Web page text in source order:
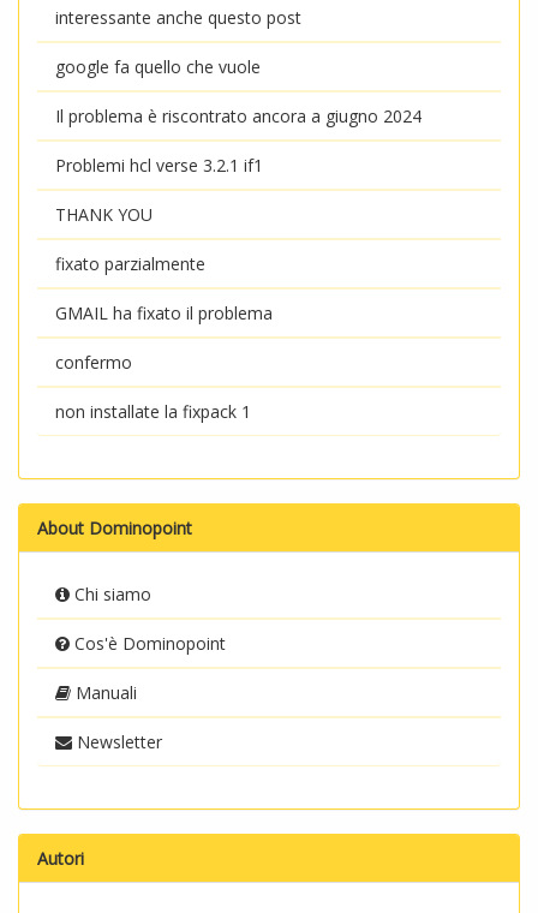
interessante anche questo post
google fa quello che vuole
Il problema è riscontrato ancora a giugno 2024
Problemi hcl verse 3.2.1 if1
THANK YOU
fixato parzialmente
GMAIL ha fixato il problema
confermo
non installate la fixpack 1
About Dominopoint
Chi siamo
Cos'è Dominopoint
Manuali
Newsletter
Autori